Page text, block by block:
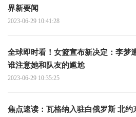
界新要闻
2023-06-29 10:41:28
全球即时看！女篮宣布新决定：李梦
谁注意她和队友的尴尬
2023-06-29 10:35:25
焦点速读： 瓦格纳入驻白俄罗斯 北约